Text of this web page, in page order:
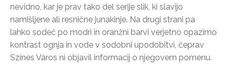
nevidno, kar je prav tako del serije slik, ki slavijo
namišljene ali resnične junakinje. Na drugi strani pa
lahko sodeč po modri in oranžni barvi verjetno opazimo
kontrast ognja in vode v sodobni upodobitvi, čeprav
Színes Város ni objavil informacij o njegovem pomenu.